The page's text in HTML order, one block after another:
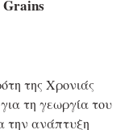
της Χρονιάς
τη γεωργία του
την ανάπτυξη